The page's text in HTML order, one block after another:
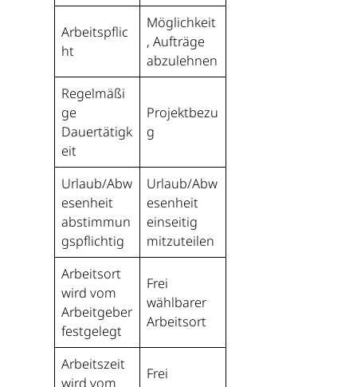
Arbeitspflic
ht
Möglichkeit
, Aufträge
abzulehnen
Regelmäßi
ge
Dauertätigk
eit
Projektbezu
g
Urlaub/Abw
esenheit
abstimmun
gspflichtig
Urlaub/Abw
esenheit
einseitig
mitzuteilen
Arbeitsort
wird vom
Arbeitgeber
festgelegt
Frei
wählbarer
Arbeitsort
Arbeitszeit
wird vom
Frei